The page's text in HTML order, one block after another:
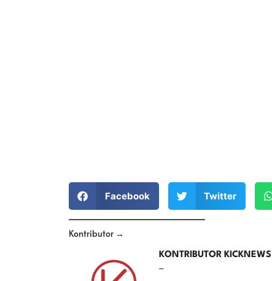
Facebook Twitter
Kontributor →
KONTRIBUTOR KICKNEWS
–